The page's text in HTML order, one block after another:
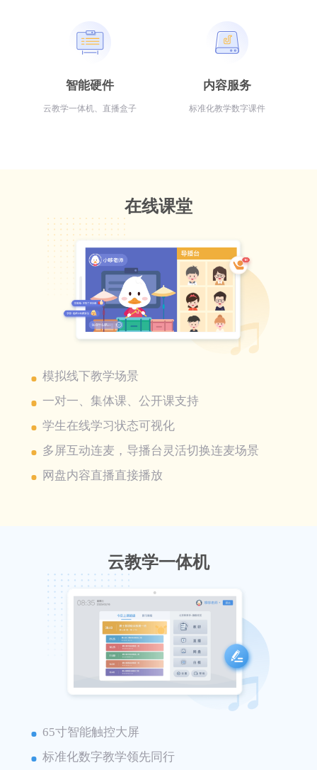
智能硬件
云教学一体机、直播盒子
内容服务
标准化教学数字课件
在线课堂
模拟线下教学场景
一对一、集体课、公开课支持
学生在线学习状态可视化
多屏互动连麦，导播台灵活切换连麦场景
网盘内容直播直接播放
云教学一体机
65寸智能触控大屏
标准化数字教学领先同行